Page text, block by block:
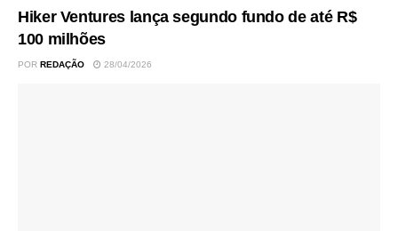
Hiker Ventures lança segundo fundo de até R$
100 milhões
POR REDAÇÃO 28/04/2026